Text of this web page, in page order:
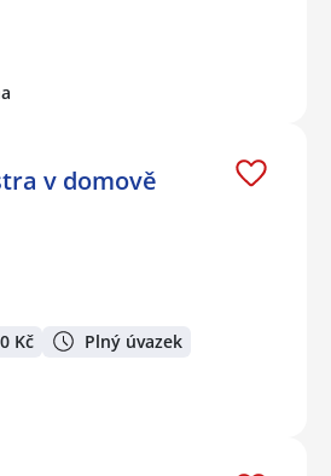
v domově
Kč Plný úvazek